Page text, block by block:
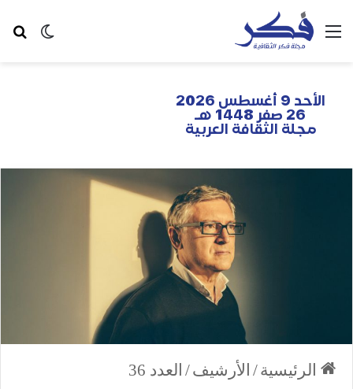
الأحد 9 أغسطس 2026
26 صفر 1448 هـ
مجلة الثقافة العربية
الرئيسية/ الأرشيف/ العدد 36